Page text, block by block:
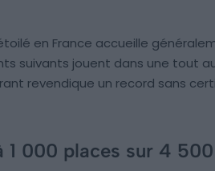
en France accueille
suivants jouent dans une tout
revendique un record sans
1 000 places sur 4 500